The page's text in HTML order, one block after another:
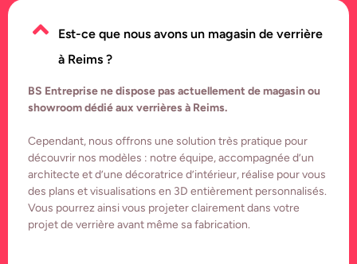
Est-ce que nous avons un magasin de verrière
à Reims ?
BS Entreprise ne dispose pas actuellement de magasin ou
showroom dédié aux verrières à Reims.
Cependant, nous offrons une solution très pratique pour
découvrir nos modèles : notre équipe, accompagnée d’un
architecte et d’une décoratrice d’intérieur, réalise pour vous
des plans et visualisations en 3D entièrement personnalisés.
Vous pourrez ainsi vous projeter clairement dans votre
projet de verrière avant même sa fabrication.